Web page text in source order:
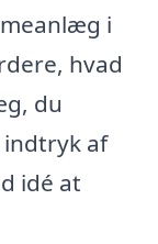
i
hvad
du
af
idé at